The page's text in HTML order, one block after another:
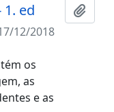
1. ed
12/2018
os
as
e as